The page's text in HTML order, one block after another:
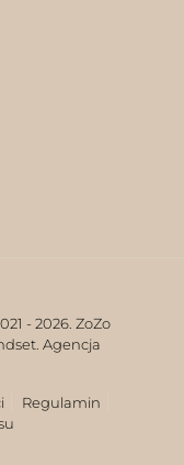
- 2026. ZoZo
Agencja
Regulamin